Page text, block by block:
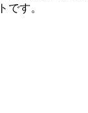
です。